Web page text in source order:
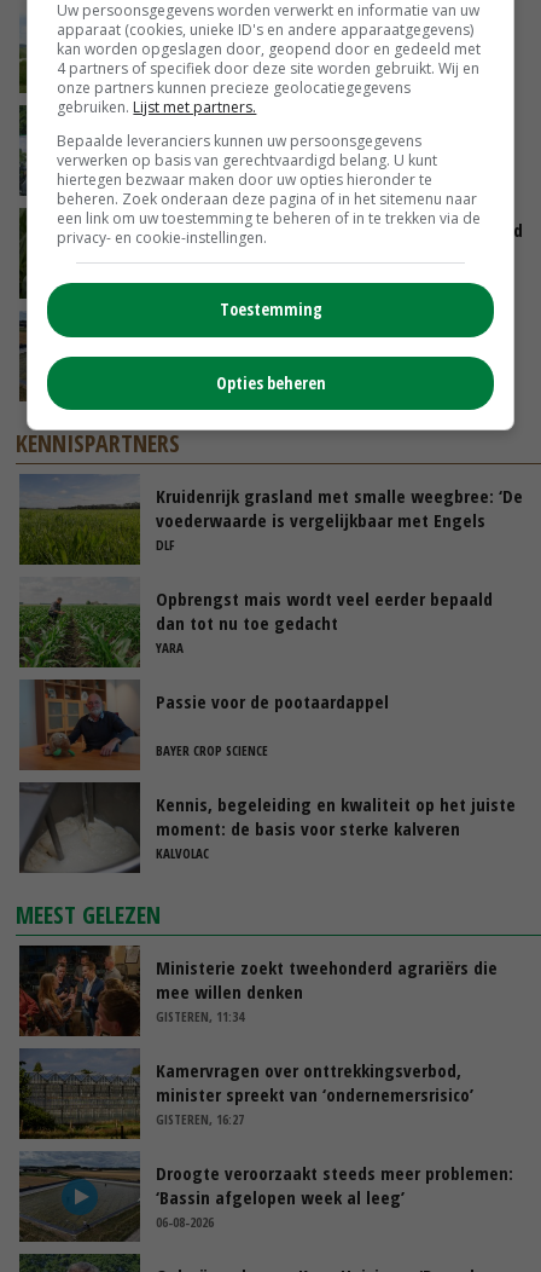
POAH!: John Deere 7730
VANDAAG, 10:00
de ambassade mag zelf groente plukken’
GISTEREN, 12:00
Limburgse mais van Frijns doet het verrassend
GISTEREN, 10:00
Droogte veroorzaakt steeds meer problemen:
‘Bassin afgelopen week al leeg’
KENNISPARTNERS
Kruidenrijk grasland met smalle weegbree: ‘De
voederwaarde is vergelijkbaar met Engels
raaigras’
DLF
Opbrengst mais wordt veel eerder bepaald
dan tot nu toe gedacht
YARA
Passie voor de pootaardappel
BAYER CROP SCIENCE
Kennis, begeleiding en kwaliteit op het juiste
moment: de basis voor sterke kalveren
KALVOLAC
MEEST GELEZEN
Ministerie zoekt tweehonderd agrariërs die
mee willen denken
GISTEREN, 11:34
Kamervragen over onttrekkingsverbod,
minister spreekt van ‘ondernemersrisico’
GISTEREN, 16:27
Droogte veroorzaakt steeds meer problemen:
‘Bassin afgelopen week al leeg’
06-08-2026
Uw persoonsgegevens worden verwerkt en informatie van uw
apparaat (cookies, unieke ID's en andere apparaatgegevens)
kan worden opgeslagen door, geopend door en gedeeld met
4 partners of specifiek door deze site worden gebruikt. Wij en
onze partners kunnen precieze geolocatiegegevens
gebruiken. Lijst met partners.
Bepaalde leveranciers kunnen uw persoonsgegevens
verwerken op basis van gerechtvaardigd belang. U kunt
hiertegen bezwaar maken door uw opties hieronder te
beheren. Zoek onderaan deze pagina of in het sitemenu naar
een link om uw toestemming te beheren of in te trekken via de
privacy- en cookie-instellingen.
Toestemming
Opties beheren